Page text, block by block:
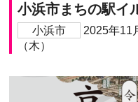
小浜市まちの駅イ
小浜市
2025年11
（木）